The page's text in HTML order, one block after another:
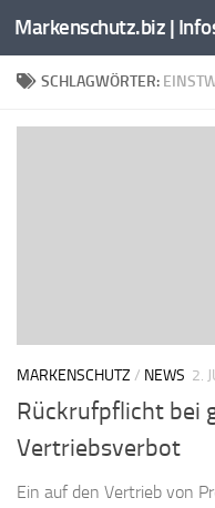
Zum Inhalt springen
SCHLAGWÖRTER:
MARKENSCHUTZ / NEWS 2.
Rückrufpflicht bei
Vertriebsverbot
Ein auf den Vertrieb von